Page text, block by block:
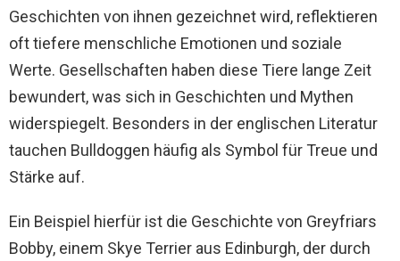
Geschichten von ihnen gezeichnet wird, reflektieren
oft tiefere menschliche Emotionen und soziale
Werte. Gesellschaften haben diese Tiere lange Zeit
bewundert, was sich in Geschichten und Mythen
widerspiegelt. Besonders in der englischen Literatur
tauchen Bulldoggen häufig als Symbol für Treue und
Stärke auf.
Ein Beispiel hierfür ist die Geschichte von Greyfriars
Bobby, einem Skye Terrier aus Edinburgh, der durch